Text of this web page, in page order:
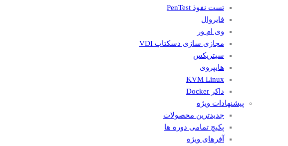
تست نفوذ PenTest
فایروال
وی ام ور
مجازی سازی دسکتاپ VDI
سیتریکس
هایپروی
KVM Linux
داکر Docker
پیشنهادات ویژه
جدیدترین محصولات
پکیچ تمامی دوره ها
آفرهای ویژه